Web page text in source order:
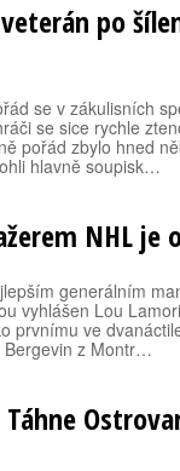
po
se v zákulisních
se sice rychle
pořád zbylo hned
hlavně soupisk…
NHL je
generálním
vyhlášen Lou
prvnímu ve
Bergevin z Montr…